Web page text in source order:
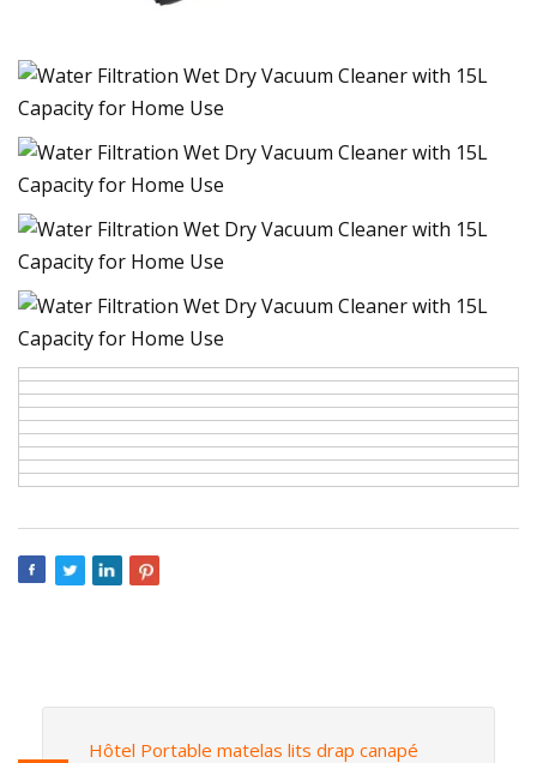
Hôtel Portable matelas lits drap canapé